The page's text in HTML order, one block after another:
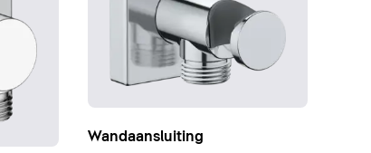
Wandaansluiting